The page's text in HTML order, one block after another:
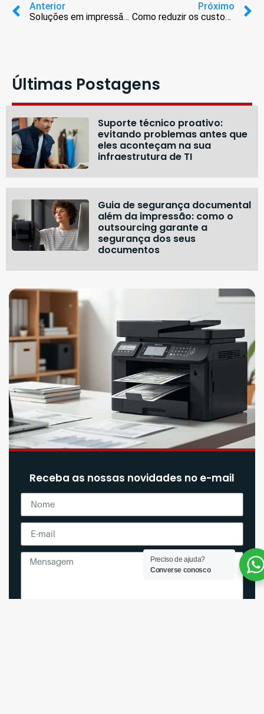
Anterior
Soluções em impressão para área médica
Próximo
Como reduzir os custos de impressão
Últimas Postagens
Suporte técnico proativo:
evitando problemas antes que
eles aconteçam na sua
infraestrutura de TI
Guia de segurança documental
além da impressão: como o
outsourcing garante a
segurança dos seus
documentos
Receba as nossas novidades no e-mail
Preciso de ajuda?
Converse conosco